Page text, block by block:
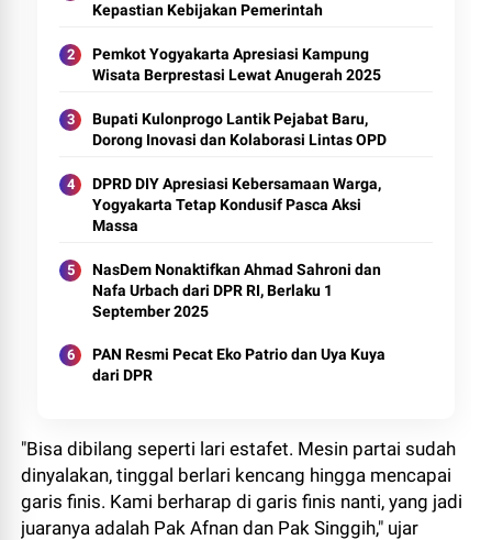
Kepastian Kebijakan Pemerintah
Pemkot Yogyakarta Apresiasi Kampung
Wisata Berprestasi Lewat Anugerah 2025
Bupati Kulonprogo Lantik Pejabat Baru,
Dorong Inovasi dan Kolaborasi Lintas OPD
DPRD DIY Apresiasi Kebersamaan Warga,
Yogyakarta Tetap Kondusif Pasca Aksi
Massa
NasDem Nonaktifkan Ahmad Sahroni dan
Nafa Urbach dari DPR RI, Berlaku 1
September 2025
PAN Resmi Pecat Eko Patrio dan Uya Kuya
dari DPR
"Bisa dibilang seperti lari estafet. Mesin partai sudah
dinyalakan, tinggal berlari kencang hingga mencapai
garis finis. Kami berharap di garis finis nanti, yang jadi
juaranya adalah Pak Afnan dan Pak Singgih," ujar